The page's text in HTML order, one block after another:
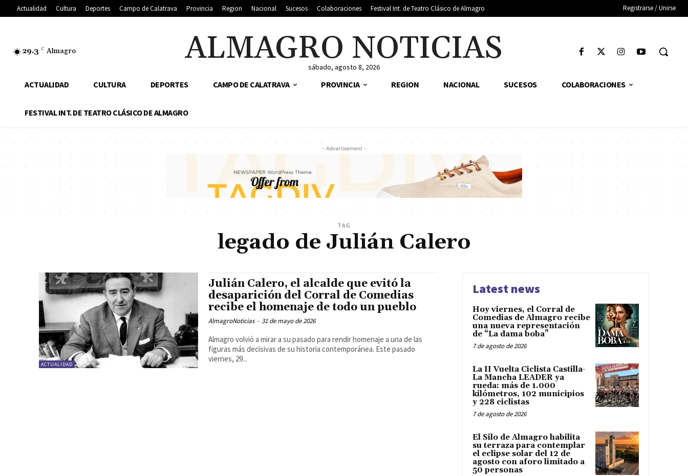
Actualidad Cultura Deportes Campo de Calatrava Provincia Region Nacional Sucesos Colaboraciones Festival Int. de Teatro Clásico de Almagro Registrarse / Unirse
29.3 C Almagro ALMAGRO NOTICIAS
sábado, agosto 8, 2026
ACTUALIDAD CULTURA DEPORTES CAMPO DE CALATRAVA PROVINCIA REGION NACIONAL SUCESOS COLABORACIONES
FESTIVAL INT. DE TEATRO CLÁSICO DE ALMAGRO
- Advertisement -
TAG
legado de Julián Calero
ACTUALIDAD
Julián Calero, el alcalde que evitó la
desaparición del Corral de Comedias
recibe el homenaje de todo un pueblo
AlmagroNoticias - 31 de mayo de 2026
Almagro volvió a mirar a su pasado para rendir homenaje a una de las
figuras más decisivas de su historia contemporánea. Este pasado
viernes, 29...
Latest news
Hoy viernes, el Corral de
Comedias de Almagro recibe
una nueva representación
de “La dama boba”
7 de agosto de 2026
La II Vuelta Ciclista Castilla-
La Mancha LEADER ya
rueda: más de 1.000
kilómetros, 102 municipios
y 228 ciclistas
7 de agosto de 2026
El Silo de Almagro habilita
su terraza para contemplar
el eclipse solar del 12 de
agosto con aforo limitado a
50 personas